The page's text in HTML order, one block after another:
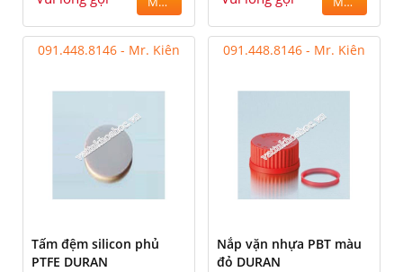
091.448.8146 - Mr. Kiên
Tấm đệm silicon phủ
PTFE DURAN
091.448.8146 - Mr. Kiên
Nắp vặn nhựa PBT màu
đỏ DURAN